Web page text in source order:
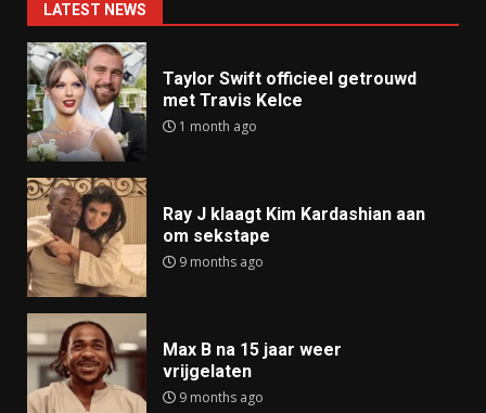
LATEST NEWS
Taylor Swift officieel getrouwd
met Travis Kelce
1 month ago
Ray J klaagt Kim Kardashian aan
om sekstape
9 months ago
Max B na 15 jaar weer
vrijgelaten
9 months ago